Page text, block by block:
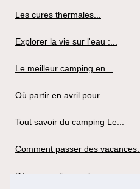
Les cures thermales...
Explorer la vie sur l'eau :...
Le meilleur camping en...
Où partir en avril pour...
Tout savoir du camping Le...
Comment passer des vacances...
Découvrez 5 superbes...